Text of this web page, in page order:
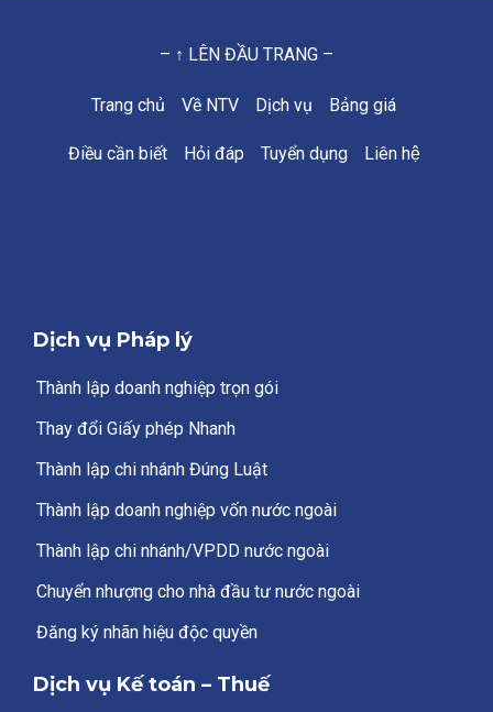
– ↑ LÊN ĐẦU TRANG –
Trang chủ Về NTV Dịch vụ Bảng giá
Điều cần biết Hỏi đáp Tuyển dụng Liên hệ
Dịch vụ Pháp lý
Thành lập doanh nghiệp trọn gói
Thay đổi Giấy phép Nhanh
Thành lập chi nhánh Đúng Luật
Thành lập doanh nghiệp vốn nước ngoài
Thành lập chi nhánh/VPDD nước ngoài
Chuyển nhượng cho nhà đầu tư nước ngoài
Đăng ký nhãn hiệu độc quyền
Dịch vụ Kế toán – Thuế